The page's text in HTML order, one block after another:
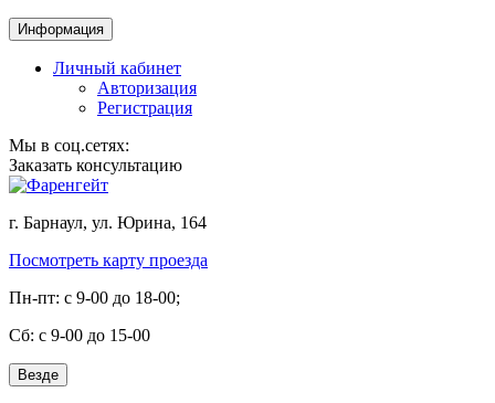
Информация
Личный кабинет
Авторизация
Регистрация
Мы в соц.сетях:
Заказать консультацию
г. Барнаул, ул. Юрина, 164
Посмотреть карту проезда
Пн-пт: с 9-00 до 18-00;
Cб: с 9-00 до 15-00
Везде